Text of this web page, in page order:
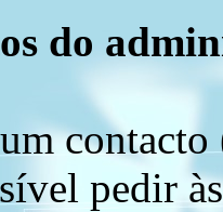
do
pedir